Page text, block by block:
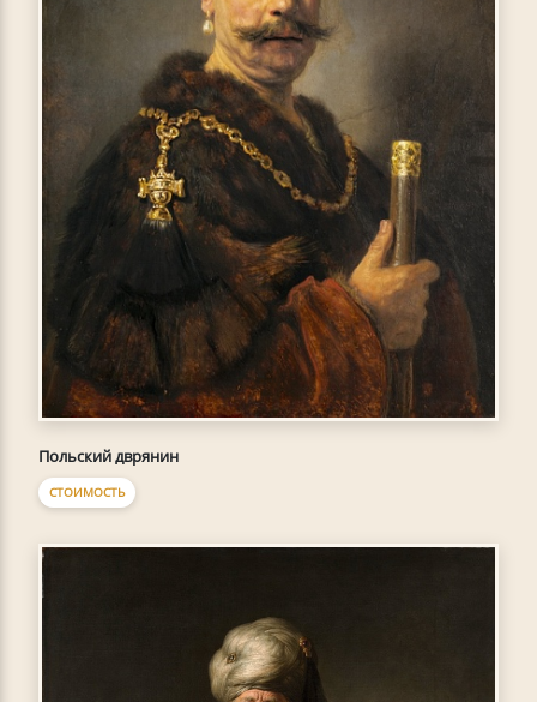
Польский дврянин
СТОИМОСТЬ